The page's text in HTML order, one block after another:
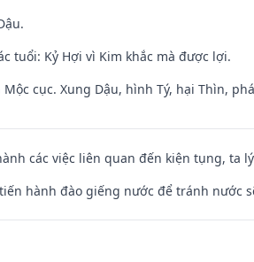
tuổi: Kỷ Hợi vì Kim khắc mà được lợi.
cục. Xung Dậu, hình Tý, hại Thìn,
các việc liên quan đến kiện tụng, ta
hành đào giếng nước để tránh nước